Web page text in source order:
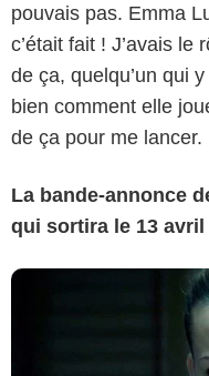
pouvais pas. Emma
c’était fait ! J’avais le
de ça, quelqu’un qui
bien comment elle
de ça pour me lancer.
La bande-annonce
qui sortira le 13 avril